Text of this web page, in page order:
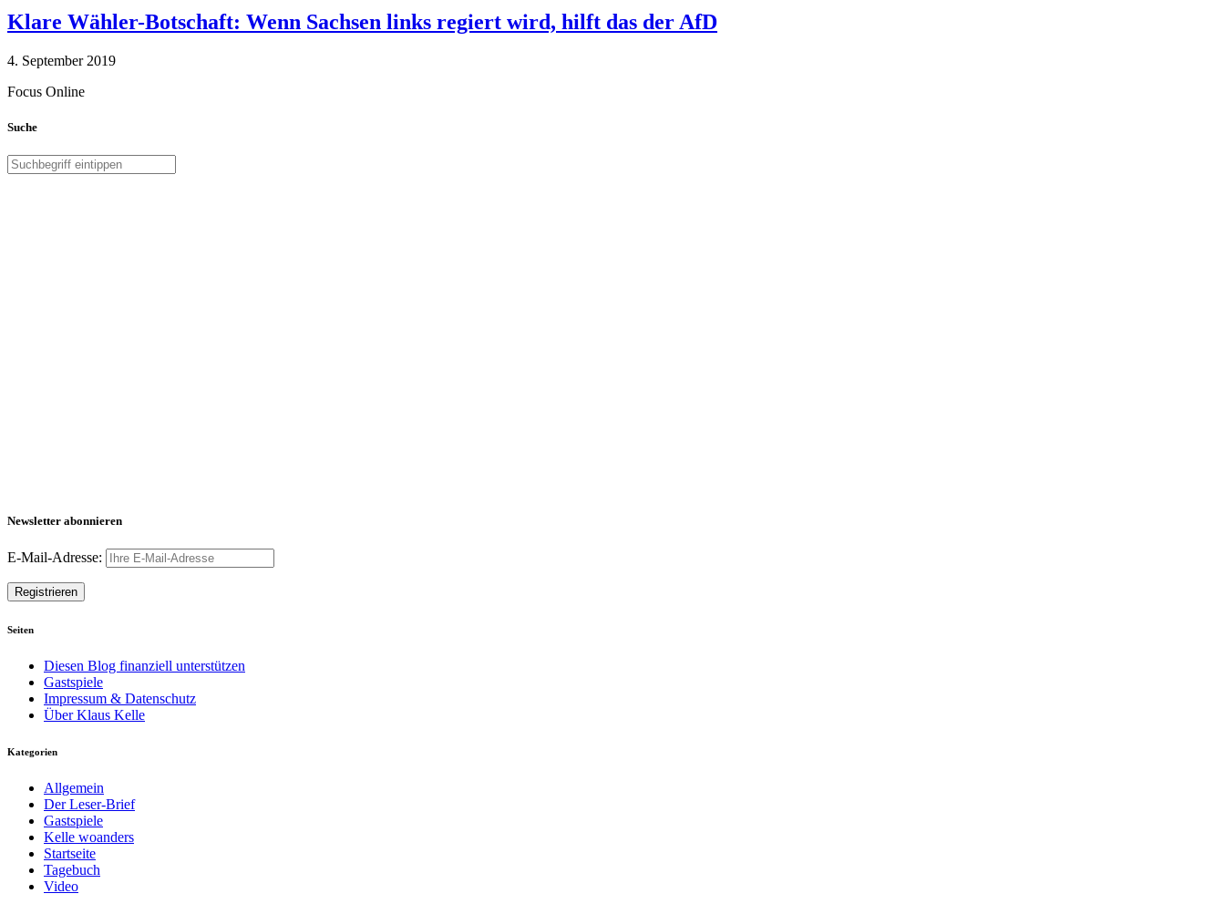
Klare Wähler-Botschaft: Wenn Sachsen links regiert wird, hilft das der AfD
4. September 2019
Focus Online
Suche
Newsletter abonnieren
E-Mail-Adresse:
Seiten
Diesen Blog finanziell unterstützen
Gastspiele
Impressum & Datenschutz
Über Klaus Kelle
Kategorien
Allgemein
Der Leser-Brief
Gastspiele
Kelle woanders
Startseite
Tagebuch
Video